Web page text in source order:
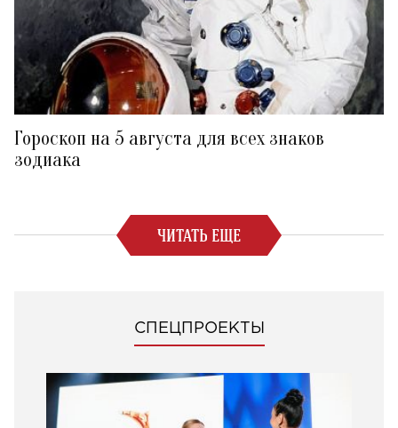
Гороскоп на 5 августа для всех знаков
зодиака
ЧИТАТЬ ЕЩЕ
СПЕЦПРОЕКТЫ